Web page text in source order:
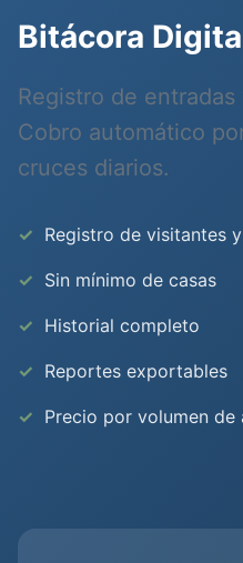
Bitácora
Registro de
Cobro automático
cruces diarios.
Registro de visitantes
Sin mínimo de casas
Historial completo
Reportes exportables
Precio por volumen de